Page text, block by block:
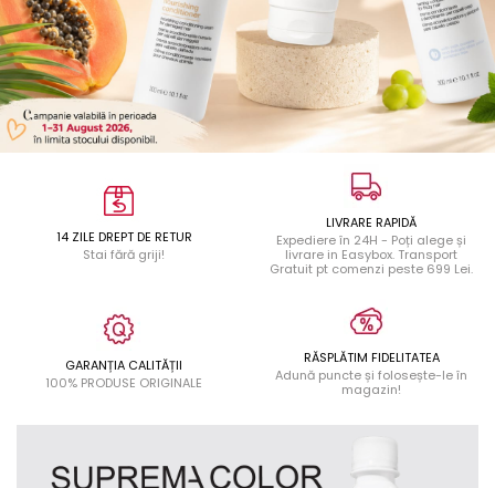
14 ZILE DREPT DE RETUR
Stai fără griji!
LIVRARE RAPIDĂ
Expediere în 24H - Poți alege și
livrare in Easybox. Transport
Gratuit pt comenzi peste 699 Lei.
GARANȚIA CALITĂȚII
100% PRODUSE ORIGINALE
RĂSPLĂTIM FIDELITATEA
Adună puncte și folosește-le în
magazin!